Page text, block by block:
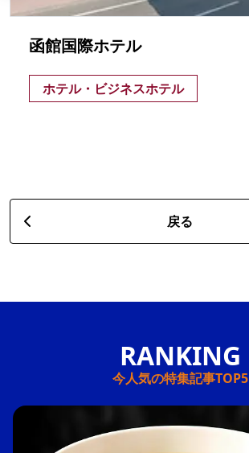
函館国際ホテル
ホテル・ビジネスホテル
戻る
今人気の特集記事TOP5